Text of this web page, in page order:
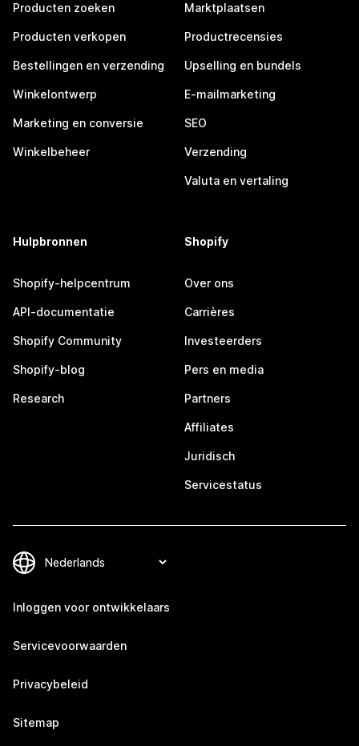
Producten zoeken
Producten verkopen
Bestellingen en verzending
Winkelontwerp
Marketing en conversie
Winkelbeheer
Marktplaatsen
Productrecensies
Upselling en bundels
E-mailmarketing
SEO
Verzending
Valuta en vertaling
Hulpbronnen
Shopify-helpcentrum
API-documentatie
Shopify Community
Shopify-blog
Research
Shopify
Over ons
Carrières
Investeerders
Pers en media
Partners
Affiliates
Juridisch
Servicestatus
Inloggen voor ontwikkelaars
Servicevoorwaarden
Privacybeleid
Sitemap